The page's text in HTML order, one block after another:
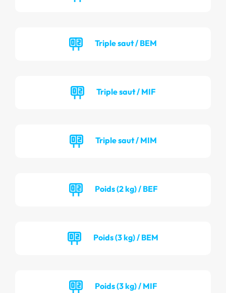
Triple saut / BEM
Triple saut / MIF
Triple saut / MIM
Poids (2 kg) / BEF
Poids (3 kg) / BEM
Poids (3 kg) / MIF